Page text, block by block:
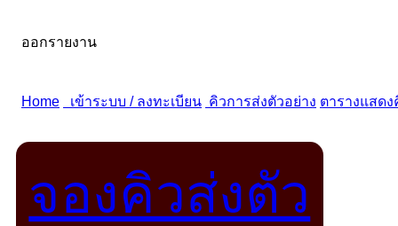
จองคิวส่งตัว